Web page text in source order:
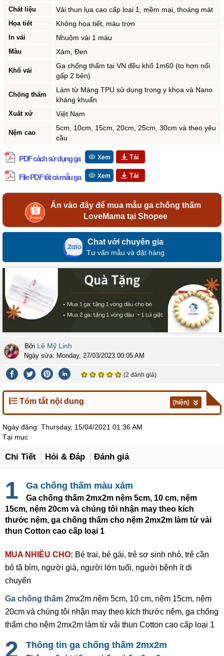
Chất liệu Vải thun lụa cao cấp loại 1, mềm mại, thoáng mát
Họa tiết Không họa tiết, màu trơn
In vải Nhuộm vải 1 màu
Màu Xám, Đen
Khổ vải
Ga chống thấm tại VN đều khổ 1m60 (to hơn nối
gấp 2 bên)
Chống thấm
Làm từ Màng TPU sử dụng trong y khoa và Nano
kháng khuẩn
Xuất xứ Việt Nam
Nệm cao
5cm, 10cm, 15cm, 20cm, 25cm, 30cm và theo yêu
cầu
PDF cách sử dụng ga Xem
File PDF tất cả mẫu ga Xem
Ấn vào đây để mua mẫu ga chống thấm
LoveMama tại Shopee
Chat với chuyên gia
Tư vấn mẫu và đặt hàng
Bởi Lê Mỹ Linh
Ngày sửa: Monday, 27/03/2023 00:05 AM
(2 đánh giá)
Tóm tắt nội dung [hiện]
Ngày đăng: Thursday, 15/04/2021 01:36 AM
Tại mục
Chi Tiết Hỏi & Đáp Đánh giá
Ga chống thấm màu xám
Ga chống thấm 2mx2m nệm 5cm, 10 cm, nệm
15cm, nệm 20cm và chúng tôi nhận may theo kích
thước nệm, ga chống thấm cho nệm 2mx2m làm từ vải
thun Cotton cao cấp loại 1
MUA NHIỀU CHO: Bé trai, bé gái, trẻ sơ sinh nhỏ, trẻ cần
bỏ tã bỉm, người già, người lớn tuổi, người bệnh ít di
chuyển
Ga chống thấm 2mx2m nệm 5cm, 10 cm, nệm 15cm, nệm
20cm và chúng tôi nhận may theo kích thước nệm, ga chống
thấm cho nệm 2mx2m làm từ vải thun Cotton cao cấp loại 1
Thông tin ga chống thấm 2mx2m